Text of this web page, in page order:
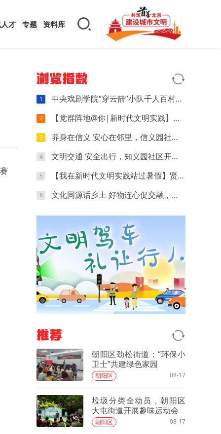
才 专题 资料库
浏览指数
1 中央戏剧学院“穿云箭”小队千人百村暑期实践：红色文化可感可触，文创“小楼”萌动山乡
2 【党群阵地@你|新时代文明实践】开营第四天｜执笔忆研学，动手探科学，解锁夏日多彩时光
3 养身在信义 安心在邻里，信义园社区立秋养生专场来啦
4 文明交通 安全出行，知义园社区开展电动车交通安全宣传活动
5 【我在新时代文明实践站过暑假】贤王庄村开展“寻找赛博坦星球”青少年科普活动
6 文化同源话乡土 好物连心促交融，夏各庄镇团委开展京津冀红领巾夏令营乡土好物分享会
推荐
朝阳区劲松街道：“环保小
卫士”共建绿色家园
朝阳区 08-17
垃圾分类全动员，朝阳区
大屯街道开展趣味运动会
朝阳区 08-17